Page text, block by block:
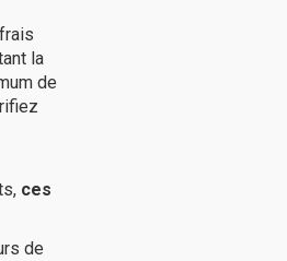
la
de
ces
de